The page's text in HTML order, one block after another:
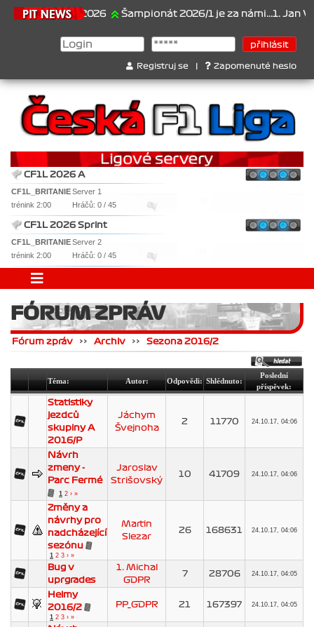
21.6.2026 Šampionát 2026/1 je za námi...1. Jan
Registruj se Zapomenuté heslo
CF1L 2026 A
CF1L_BRITANIEServer 1
trénink 2:00
Hráčů: 0 / 45
CF1L 2026 Sprint
CF1L_BRITANIEServer 2
trénink 2:00
Hráčů: 0 / 45
FÓRUM ZPRÁV
Fórum zpráv >> Archiv >> Sezona 2016/2
Téma: Autor: Odpovědi: Shlédnuto:
Poslední
příspěvek:
Statistiky
jezdců
skupiny A
2016/P
Jáchym
Švejnoha
2 11770 24.10.17, 04:06
Návrh
zmeny -
Parc Fermé
1 2 › »
Jaroslav
Strišovský
10 41709 24.10.17, 04:06
Změny a
návrhy pro
nadcházející
sezónu
1 2 3 › »
Martin
Slezar
26 168631 24.10.17, 04:06
Bug v
uprgrades
1. Michal
GDPR
7 28706 24.10.17, 04:05
Helmy
2016/2
1 2 3 › »
PP_GDPR 21 167397 24.10.17, 04:05